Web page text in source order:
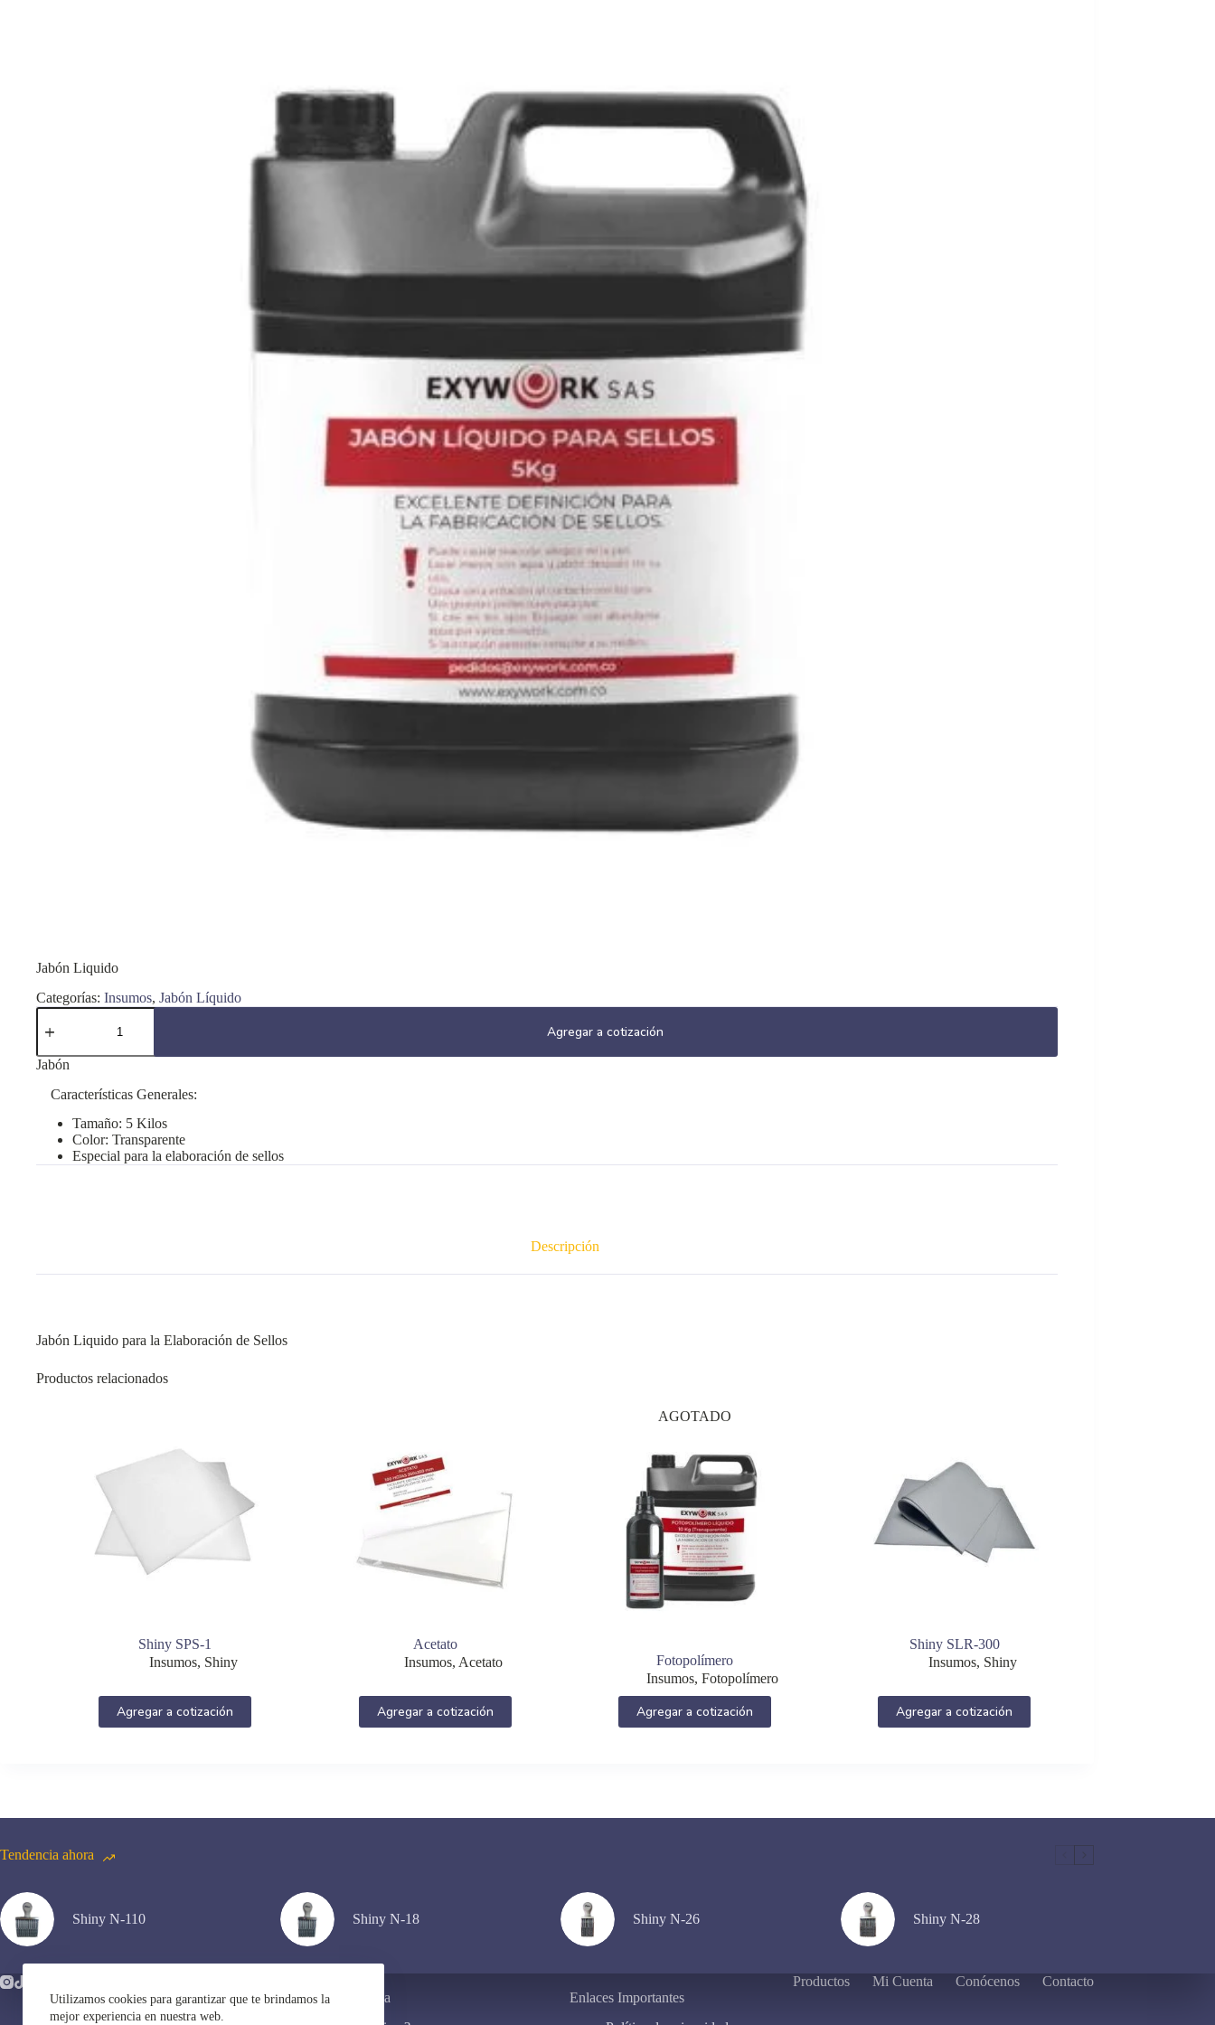
Utilizamos cookies para garantizar que te brindamos la
mejor experiencia en nuestra web.
Jabón Liquido
Categorías: Insumos, Jabón Líquido
Jabón
Liquido
Agregar a cotización
Jabón
Características Generales:
Tamaño: 5 Kilos
Color: Transparente
Especial para la elaboración de sellos
Descripción
Jabón Liquido para la Elaboración de Sellos
Productos relacionados
Shiny SPS-1
Insumos, Shiny
Agregar a cotización
Acetato
Insumos, Acetato
Agregar a cotización
AGOTADO
Fotopolímero
Insumos,Fotopolímero
Agregar a cotización
producto
se
de
Shiny SLR-300
Insumos, Shiny
Agregar a cotización
Tendencia ahora
Shiny N-110 Shiny N-18 Shiny N-26 Shiny N-28
Productos Mi Cuenta Conócenos
Contacto
Servicios en Línea
Enlaces Importantes